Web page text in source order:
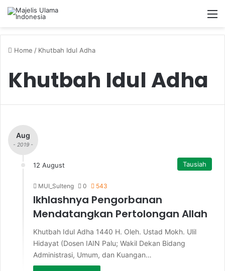
Home / Khutbah Idul Adha
Khutbah Idul Adha
Aug
- 2019 -
12 August Tausiah
MUI_Sulteng 0 543
Ikhlashnya Pengorbanan
Mendatangkan Pertolongan Allah
Khutbah Idul Adha 1440 H. Oleh. Ustad Mokh. Ulil
Hidayat (Dosen IAIN Palu; Wakil Dekan Bidang
Administrasi, Umum, dan Kuangan…